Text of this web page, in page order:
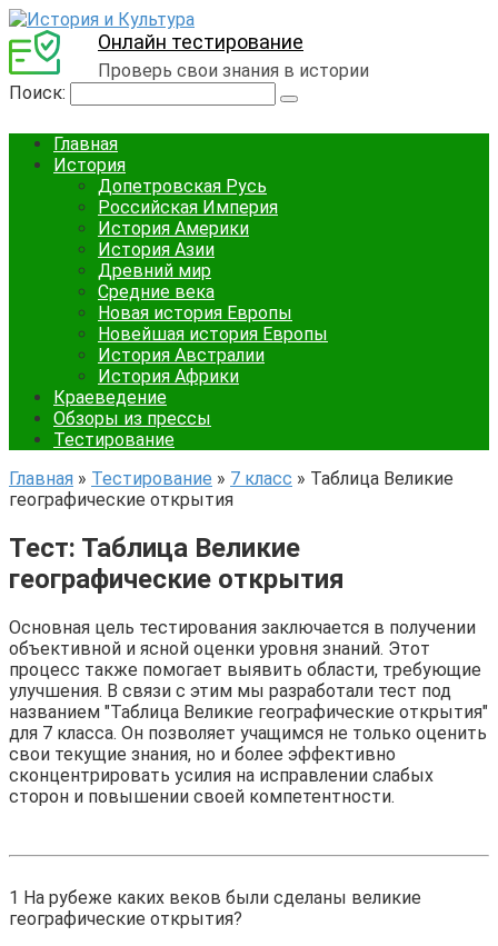
Онлайн тестирование
Проверь свои знания в истории
Поиск:
Главная
История
Допетровская Русь
Российская Империя
История Америки
История Азии
Древний мир
Средние века
Новая история Европы
Новейшая история Европы
История Австралии
История Африки
Краеведение
Обзоры из прессы
Тестирование
Главная » Тестирование » 7 класс » Таблица Великие
географические открытия
Тест: Таблица Великие
географические открытия
Основная цель тестирования заключается в получении
объективной и ясной оценки уровня знаний. Этот
процесс также помогает выявить области, требующие
улучшения. В связи с этим мы разработали тест под
названием "Таблица Великие географические открытия"
для 7 класса. Он позволяет учащимся не только оценить
свои текущие знания, но и более эффективно
сконцентрировать усилия на исправлении слабых
сторон и повышении своей компетентности.
1 На рубеже каких веков были сделаны великие
географические открытия?